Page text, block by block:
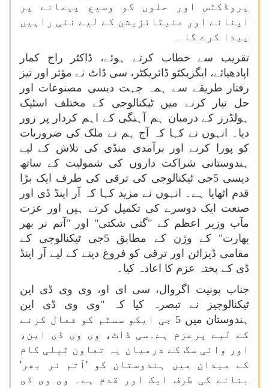
پروڈکٹس اور حلوں کو وسیع پیمانے پر
اپنانے اور منیٹائزیشن کے لیے نئی راہیں
پیدا کرے گا ۔
تقریب سے خطاب کرتے ہوئے، ڈاکٹر راج کمار
اپادھیائے، ایگزیکٹو ڈائریکٹر، سی ڈاٹ نے مؤثر اور تیز
رفتار طریقے سے ہمہ جہت دیسی مصنوعات اور
حل تیار کرنے میں ٹیکنالوجی کے مختلف اسٹیک
ہولڈرز کے درمیان ہم آہنگی کے اہم کردار پر زور
دیا۔ انہوں نے کہا کہ آج ہم نے ملک کی ضروریات
کو پورا کرنے اور برآمدی منڈی کی تلاش کے لیے
ہندوستانی شراکت داروں کی شمولیت کے ساتھ
دیسی 5جی ٹیکنالوجی کی ترقی کی طرف ایک بڑا
قدم اٹھایا ہے۔ انہوں نے مزید کہا کہ آر اینڈ ڈی اور
صنعت ایک دوسرے کی تکمیل کرتے ہیں اور عزت
مآب وزیر اعظم کے "گتی شکتی" اور "آتم نر بھر
بھارت" کے وژن کے مطابق 5جی ٹیکنالوجی کے
مقامی ڈیزائن اور ترقی کو فروغ دینے کے لیے آر اینڈ
ڈی کے پختہ عزم کا اعادہ کیا۔
جناب پونیت اگروال، سی ای او، وی وی ڈی این
ٹیکنالوجیز نے تبصرہ کیا کہ "وی وی ڈی این
ہندوستان میں 5 جی ایکو سسٹم کو فعال کرنے
کے لیے پرعزم ہے۔سی ڈاٹ، وی وی ڈی این،
اور وائی سگ کے درمیان یہ تعاون ٹیلی کام
کے میدان میں ہندوستان کو 'آتم نر بھر'
بنانے کی طرف ایک اور قدم ہے۔ وی وی ڈی